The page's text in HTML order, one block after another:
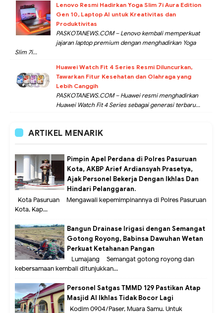
Lenovo Resmi Hadirkan Yoga Slim 7i Aura Edition
Gen 10, Laptop AI untuk Kreativitas dan
Produktivitas
PASKOTANEWS.COM – Lenovo kembali memperkuat
jajaran laptop premium dengan menghadirkan Yoga
Slim 7i...
Huawei Watch Fit 4 Series Resmi Diluncurkan,
Tawarkan Fitur Kesehatan dan Olahraga yang
Lebih Canggih
PASKOTANEWS.COM – Huawei resmi menghadirkan
Huawei Watch Fit 4 Series sebagai generasi terbaru...
ARTIKEL MENARIK
Pimpin Apel Perdana di Polres Pasuruan
Kota, AKBP Arief Ardiansyah Prasetya,
Ajak Personel Bekerja Dengan Ikhlas Dan
Hindari Pelanggaran.
Kota Pasuruan – Mengawali kepemimpinannya di Polres Pasuruan
Kota, Kap...
Bangun Drainase Irigasi dengan Semangat
Gotong Royong, Babinsa Dawuhan Wetan
Perkuat Ketahanan Pangan
Lumajang – Semangat gotong royong dan
kebersamaan kembali ditunjukkan...
Personel Satgas TMMD 129 Pastikan Atap
Masjid Al Ikhlas Tidak Bocor Lagi
Kodim 0904/Paser, Muara Samu. Untuk